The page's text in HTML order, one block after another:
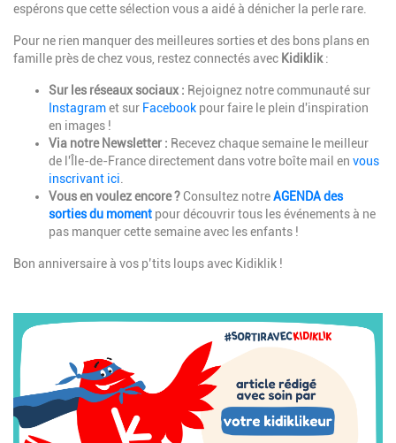
espérons que cette sélection vous a aidé à dénicher la perle rare.
Pour ne rien manquer des meilleures sorties et des bons plans en
famille près de chez vous, restez connectés avec Kidiklik:
Sur les réseaux sociaux : Rejoignez notre communauté sur
Instagramet sur Facebook pour faire le plein d'inspiration
en images !
Via notre Newsletter : Recevez chaque semaine le meilleur
de l'Île-de-France directement dans votre boîte mail en vous
inscrivant ici.
Vous en voulez encore ?Consultez notreAGENDA des
sorties du moment pour découvrir tous les événements à ne
pas manquer cette semaine avec les enfants !
Bon anniversaire à vos p’tits loups avec Kidiklik !
Image